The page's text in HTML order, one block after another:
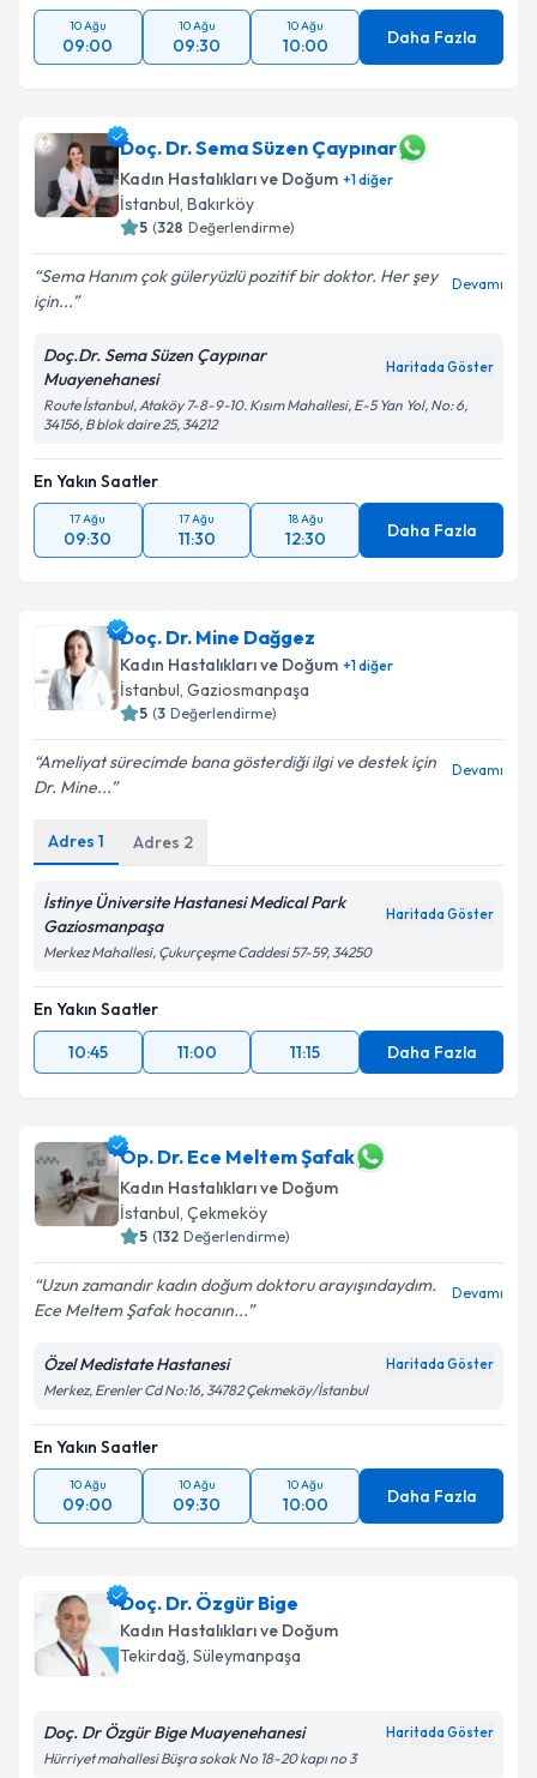
10 Ağu
09:00
10 Ağu
09:30
10 Ağu
10:00 Daha Fazla
Doç. Dr. Sema Süzen Çaypınar
Kadın Hastalıkları ve Doğum +1diğer
İstanbul, Bakırköy
5 (328 Değerlendirme)
Sema Hanım çok güleryüzlü pozitif bir doktor. Her şey
için...
Devamı
Doç.Dr. Sema Süzen Çaypınar
Muayenehanesi
Haritada Göster
Route İstanbul, Ataköy 7-8-9-10. Kısım Mahallesi, E-5 Yan Yol, No: 6,
34156, B blok daire 25, 34212
En Yakın Saatler
17 Ağu
09:30
17 Ağu
11:30
18 Ağu
12:30 Daha Fazla
Doç. Dr. Mine Dağgez
Kadın Hastalıkları ve Doğum +1diğer
İstanbul, Gaziosmanpaşa
5 (3 Değerlendirme)
Ameliyat sürecimde bana gösterdiği ilgi ve destek için
Dr. Mine...
Devamı
Adres 1 Adres 2
İstinye Üniversite Hastanesi Medical Park
Gaziosmanpaşa
Haritada Göster
Merkez Mahallesi, Çukurçeşme Caddesi 57-59, 34250
En Yakın Saatler
10:45
11:00 11:15 Daha Fazla
Op. Dr. Ece Meltem Şafak
Kadın Hastalıkları ve Doğum
İstanbul, Çekmeköy
5 (132 Değerlendirme)
Uzun zamandır kadın doğum doktoru arayışındaydım.
Ece Meltem Şafak hocanın...
Devamı
Özel Medistate Hastanesi Haritada Göster
Merkez, Erenler Cd No:16, 34782 Çekmeköy/İstanbul
En Yakın Saatler
10 Ağu
09:00
10 Ağu
09:30
10 Ağu
10:00 Daha Fazla
Doç. Dr. Özgür Bige
Kadın Hastalıkları ve Doğum
Tekirdağ, Süleymanpaşa
Doç. Dr Özgür Bige Muayenehanesi Haritada Göster
Hürriyet mahallesi Büşra sokak No 18-20 kapı no 3